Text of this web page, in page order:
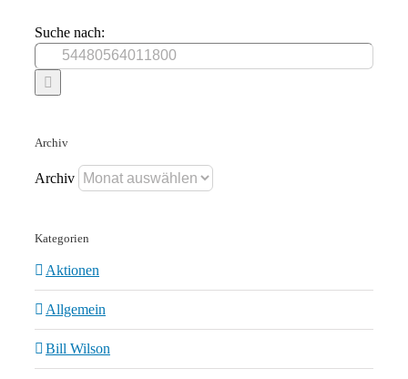
Suche nach:
Archiv
Archiv
Kategorien
Aktionen
Allgemein
Bill Wilson